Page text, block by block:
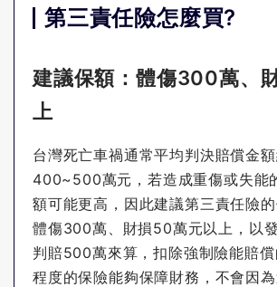
第三責任險怎麼買?
建議保額：體傷300萬、
上
台灣死亡車禍通常平均判決賠償金
400~500萬元，若造成重傷或失能
額可能更高，因此建議第三責任險
體傷300萬、財損50萬元以上，以
判賠500萬來算，扣除強制險能賠
程度的保險能夠保障財務，不會因